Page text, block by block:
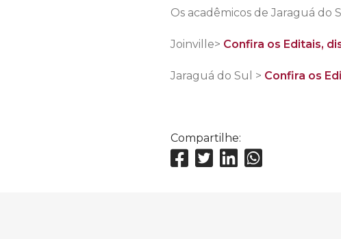
Os acadêmicos de Jaraguá do
Joinville> Confira os Editais,
Jaraguá do Sul > Confira os
Compartilhe: